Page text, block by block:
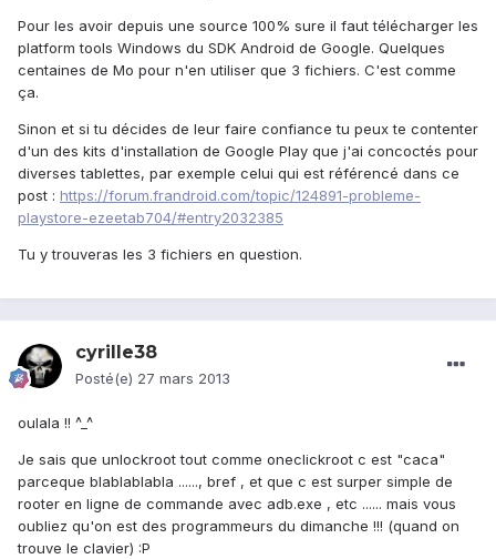
Pour les avoir depuis une source 100% sure il faut télécharger les
platform tools Windows du SDK Android de Google. Quelques
centaines de Mo pour n'en utiliser que 3 fichiers. C'est comme
ça.
Sinon et si tu décides de leur faire confiance tu peux te contenter
d'un des kits d'installation de Google Play que j'ai concoctés pour
diverses tablettes, par exemple celui qui est référencé dans ce
post : https://forum.frandroid.com/topic/124891-probleme-
playstore-ezeetab704/#entry2032385
Tu y trouveras les 3 fichiers en question.
cyrille38
Posté(e) 27 mars 2013
oulala !! ^_^
Je sais que unlockroot tout comme oneclickroot c est "caca"
parceque blablablabla ......, bref , et que c est surper simple de
rooter en ligne de commande avec adb.exe , etc ...... mais vous
oubliez qu'on est des programmeurs du dimanche !!! (quand on
trouve le clavier) :P